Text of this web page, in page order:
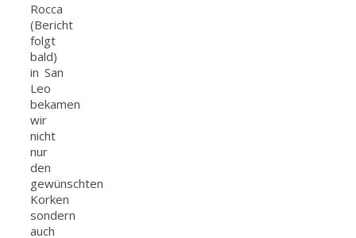
Rocca
(Bericht
folgt
bald)
in San
Leo
bekamen
wir
nicht
nur
den
gewünschten
Korken
sondern
auch